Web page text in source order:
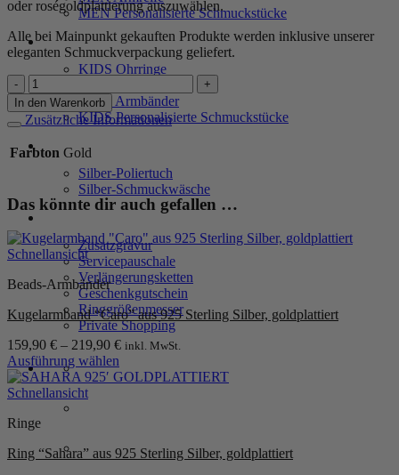
MEN Personalisierte Schmuckstücke
KIDS
KIDS Ohrringe
KIDS Armbänder
KIDS Personalisierte Schmuckstücke
PRODUKTPFLEGE
Silber-Poliertuch
Silber-Schmuckwäsche
Zusatzgravur
Servicepauschale
Verlängerungsketten
Geschenkgutschein
Ringgrößenmesser
Private Shopping
oder roségoldplattierung auszuwählen.
Alle bei Mainpunkt gekauften Produkte werden inklusive unserer
eleganten Schmuckverpackung geliefert.
Halbcreolen
„Livia“
aus
925
Sterling
Silber,
goldplattiert
Menge
In den Warenkorb
Zusätzliche Informationen
Farbton Gold
Das könnte dir auch gefallen …
Schnellansicht
Beads-Armbänder
Kugelarmband “Caro” aus 925 Sterling Silber, goldplattiert
159,90 € – 219,90 € inkl. MwSt.
Ausführung wählen
Dieses
Produkt
mehrere
auf.
Schnellansicht
Ringe
Ring “Sahara” aus 925 Sterling Silber, goldplattiert